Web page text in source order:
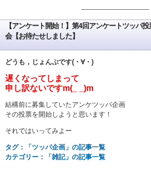
--------------------------------------------
【アンケート開始！】第4回アンケートツッパ
会【お待たせしました】
どうも，じょんぷです(・∀・)
遅くなってしまって
申し訳ないですm(_ _)m
結構前に募集していたアンケツッパ企画
その投票を開始しようと思います！
それではいってみよー
タグ：「ツッパ企画」の記事一覧
カテゴリー：「雑記」の記事一覧